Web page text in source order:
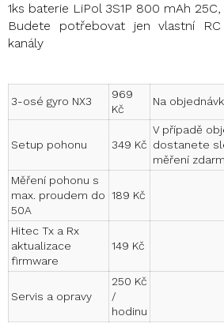
1ks baterie LiPol 3S1P 800 mAh
Budete potřebovat jen vlastní
kanály
3-osé gyro NX3
969
Kč
Na
Setup pohonu 349 Kč
V případě
dostanete
měření
Měření pohonu s
max. proudem do
50A
189 Kč
Hitec Tx a Rx
aktualizace
firmware
149 Kč
Servis a opravy
250 Kč
/
hodinu